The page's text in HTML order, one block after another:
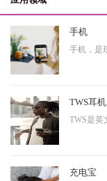
手机
TWS耳机
充电宝